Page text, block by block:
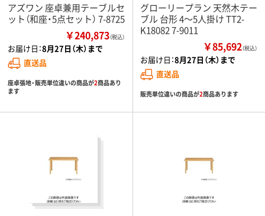
アズワン 座卓兼用テーブルセ
ット（和座・5点セット） 7-8725
￥240,873（税込）
お届け日：8月27日（木）まで
直送品
座卓張地・販売単位違いの商品が2商品あり
ます
グローリープラン 天然木テー
ブル 台形 4～5人掛け TT2-
K18082 7-9011
￥85,692（税込）
お届け日：8月27日（木）まで
直送品
販売単位違いの商品が2商品あります